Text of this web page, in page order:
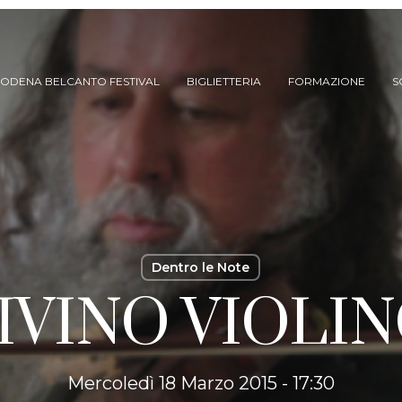
ARCHIVIO SPETTACOLI
(DAL 2023/’24)
ARCHIVIO STORICO
(FINO AL 2022/’23)
BELCANTO FESTIVAL BIGLIETTERIA FORMAZIONE
Dentro le Note
Mercoledì 18 Marzo 2015 - 17:30